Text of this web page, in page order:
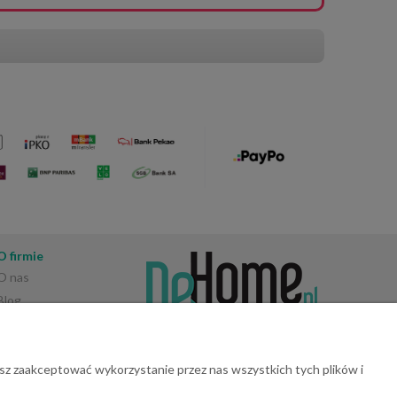
firmie
nas
bankowe
zaakceptować wykorzystanie przez nas wszystkich tych plików i